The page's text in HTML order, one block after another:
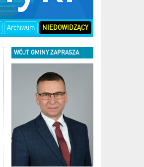
Archiwum NIEDOWIDZĄCY
WÓJT GMINY ZAPRASZA